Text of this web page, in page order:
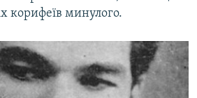
корифеїв минулого.